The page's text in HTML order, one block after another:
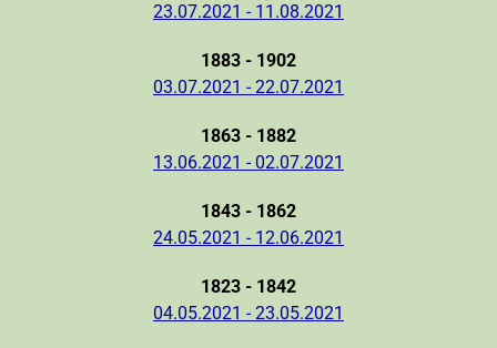
23.07.2021 - 11.08.2021
1883 - 1902
03.07.2021 - 22.07.2021
1863 - 1882
13.06.2021 - 02.07.2021
1843 - 1862
24.05.2021 - 12.06.2021
1823 - 1842
04.05.2021 - 23.05.2021